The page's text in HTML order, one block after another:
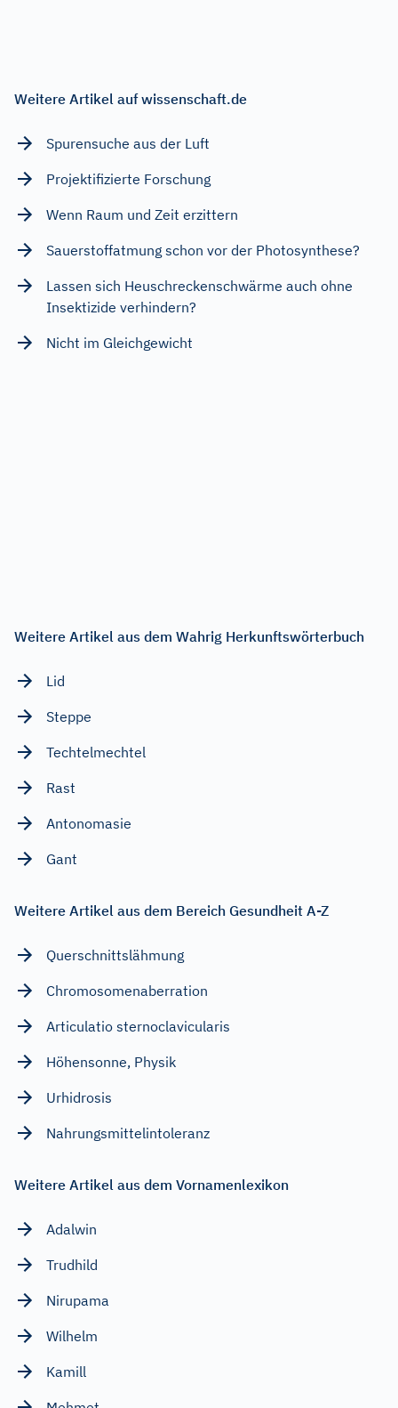
Weitere Artikel auf wissenschaft.de
Spurensuche aus der Luft
Projektifizierte Forschung
Wenn Raum und Zeit erzittern
Sauerstoffatmung schon vor der Photosynthese?
Lassen sich Heuschreckenschwärme auch ohne
Insektizide verhindern?
Nicht im Gleichgewicht
Weitere Artikel aus dem Wahrig Herkunftswörterbuch
Lid
Steppe
Techtelmechtel
Rast
Antonomasie
Gant
Weitere Artikel aus dem Bereich Gesundheit A-Z
Querschnittslähmung
Chromosomenaberration
Articulatio sternoclavicularis
Höhensonne, Physik
Urhidrosis
Nahrungsmittelintoleranz
Weitere Artikel aus dem Vornamenlexikon
Adalwin
Trudhild
Nirupama
Wilhelm
Kamill